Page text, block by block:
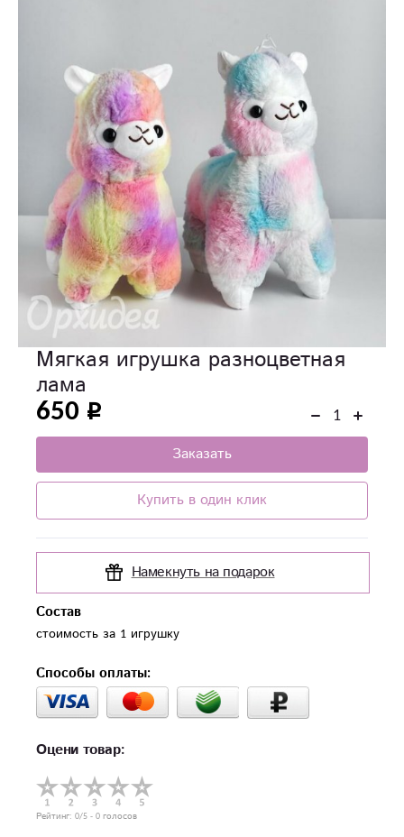
Мягкая игрушка разноцветная
лама
650
Заказать
Купить в один клик
Намекнуть на подарок
Состав
стоимость за 1 игрушку
Способы оплаты:
Оцени товар:
Рейтинг: 0/5 - 0 голосов